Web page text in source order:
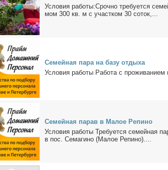
Усло­вия ра­бо­ты:Сроч­но тре­бу­ет­ся
мом 300 кв. м с участ­ком 30 со­ток,...
Се­мей­ная па­ра на ба­зу от­ды­ха
Усло­вия ра­бо­ты Ра­бо­та с
Се­мей­ная па­рав в Ма­лое Ре­пи­но
Усло­вия ра­бо­ты Тре­бу­ет­ся се­мей­ная
в пос. Се­ма­ги­но (Ма­лое Ре­пи­но)....